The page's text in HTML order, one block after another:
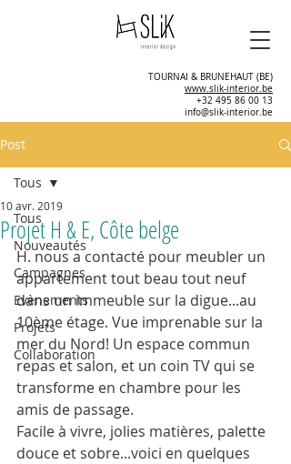
TOURNAI & BRUNEHAUT (BE)
www.slik-interior.be
+32 495 86 00 13
info@slik-interior.be
Post
Tous
Nouveautés
Campagnes
Evènements
Projets
Collaboration
Tous
Projet H & E, Côte belge
10 avr. 2019
H. nous a contacté pour meubler un
appartement tout beau tout neuf
dans un immeuble sur la digue...au
10ème étage. Vue imprenable sur la
mer du Nord! Un espace commun
repas et salon, et un coin TV qui se
transforme en chambre pour les
amis de passage.
Facile à vivre, jolies matières, palette
douce et sobre...voici en quelques